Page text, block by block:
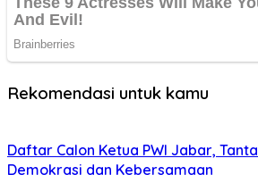
Rekomendasi untuk kamu
Daftar Calon Ketua PWI Jabar,
Demokrasi dan Kebersamaan